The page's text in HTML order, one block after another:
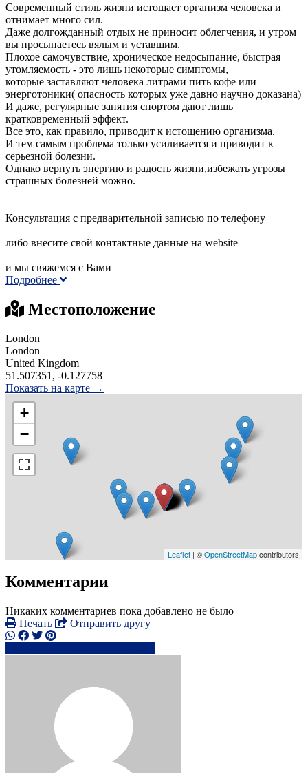
Современный стиль жизни истощает организм человека и
отнимает много сил.
Даже долгожданный отдых не приносит облегчения, и утром
вы просыпаетесь вялым и уставшим.
Плохое самочувствие, хроническое недосыпание, быстрая
утомляемость - это лишь некоторые симптомы,
которые заставляют человека литрами пить кофе или
энерготоники( опасность которых уже давно научно доказана)
И даже, регулярные занятия спортом дают лишь
кратковременный эффект.
Все это, как правило, приводит к истощению организма.
И тем самым проблема только усиливается и приводит к
серьезной болезни.
Однако вернуть энергию и радость жизни,избежать угрозы
страшных болезней можно.
Консультация с предварительной записью по телефону
либо внесите свой контактные данные на website
и мы свяжемся с Вами
Подробнее
Местоположение
London
London
United Kingdom
51.507351, -0.127758
Показать на карте →
+
−
Leaflet | ©OpenStreetMapcontributors
Комментарии
Никаких комментариев пока добавлено не было
Печать
Отправить другу